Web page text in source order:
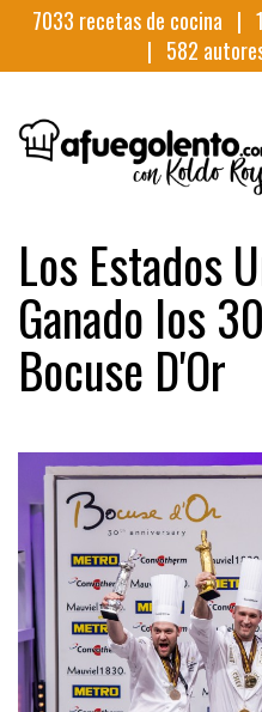
7033 recetas de cocina |
| 582
Los Estados
Ganado los
Bocuse D'Or